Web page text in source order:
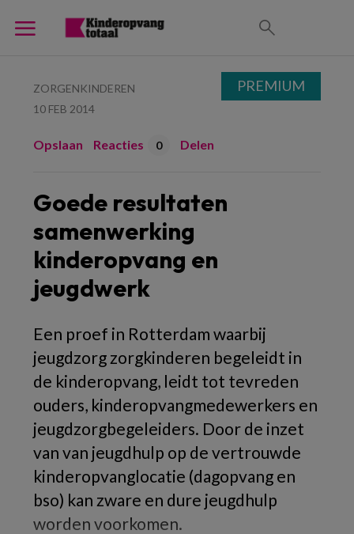
ZORGENKINDEREN
10 FEB 2014
Opslaan Reacties 0 Delen
Goede resultaten
samenwerking
kinderopvang en
jeugdwerk
Een proef in Rotterdam waarbij
jeugdzorg zorgkinderen begeleidt in
de kinderopvang, leidt tot tevreden
ouders, kinderopvangmedewerkers en
jeugdzorgbegeleiders. Door de inzet
van van jeugdhulp op de vertrouwde
kinderopvanglocatie (dagopvang en
bso) kan zware en dure jeugdhulp
worden voorkomen.
PREMIUM